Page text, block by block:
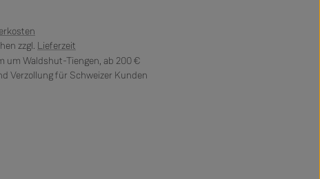
zzgl. Lieferzeit
um Waldshut-Tiengen, ab 200 €
Verzollung für Schweizer Kunden